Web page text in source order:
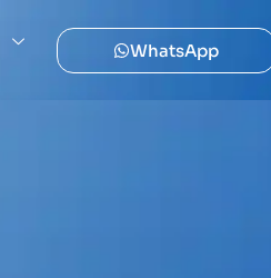
WhatsApp